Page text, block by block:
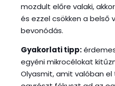
mozdult előre valaki,
és ezzel csökken a belső
bevonódás.
Gyakorlati tipp:
egyéni mikrocélokat
Olyasmit, amit valóban el